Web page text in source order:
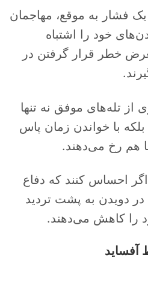
یک فشار به موقع، مهاجمان
خود را اشتباه
خطر قرار گرفتن در
از تله‌های موفق نه تنها
با خواندن زمان پاس
هم رخ می‌دهند.
احساس کنند که دفاع
دویدن به پشت تردید
را کاهش می‌دهند.
آفساید